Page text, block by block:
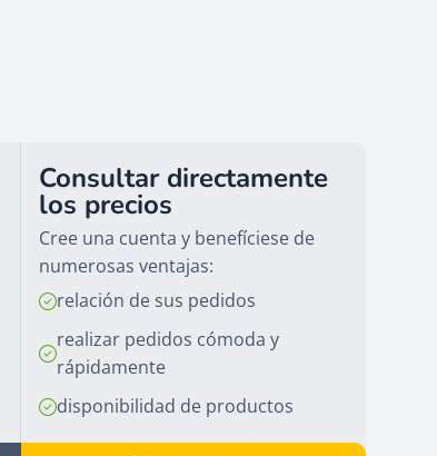
Consultar directamente
los precios
Cree una cuenta y benefíciese de
numerosas ventajas:
relación de sus pedidos
realizar pedidos cómoda y
rápidamente
disponibilidad de productos